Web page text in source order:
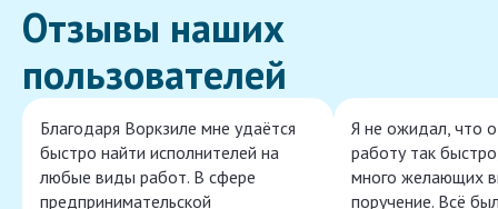
Отзывы наших
пользователей
Благодаря Воркзиле мне удаётся
быстро найти исполнителей на
любые виды работ. В сфере
предпринимательской
Я не ожидал, что
работу так
много желающих
поручение. Всё